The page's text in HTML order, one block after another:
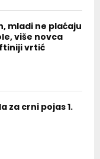
mladi ne plaćaju
više novca
vrtić
za crni pojas 1.